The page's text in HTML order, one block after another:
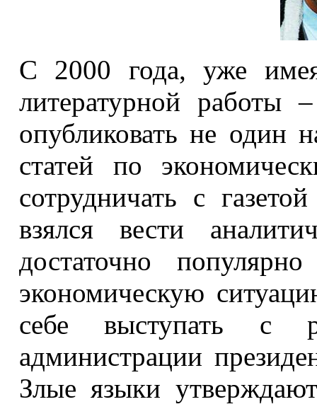
С 2000 года, уже
литературной работы
опубликовать не один
статей по
сотрудничать с
взялся вести
достаточно
экономическую
себе выступать с
администрации
Злые языки